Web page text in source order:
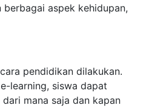
aspek kehidupan,
pendidikan dilakukan.
learning, siswa dapat
mana saja dan kapan